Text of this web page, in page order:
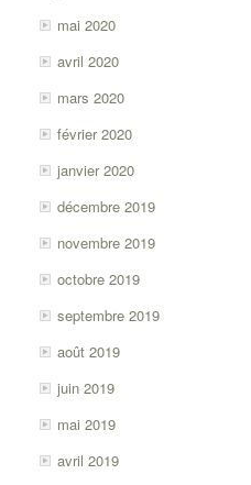
mai 2020
avril 2020
mars 2020
février 2020
janvier 2020
décembre 2019
novembre 2019
octobre 2019
septembre 2019
août 2019
juin 2019
mai 2019
avril 2019